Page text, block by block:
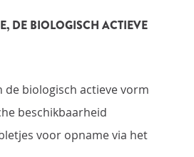
DE BIOLOGISCH ACTIEVE
de biologisch actieve vorm
beschikbaarheid
voor opname via het